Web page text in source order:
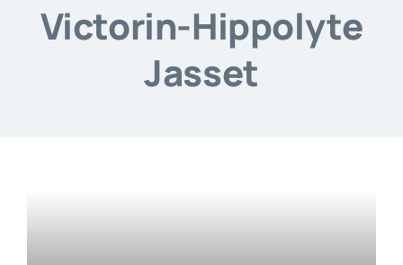
Victorin-Hippolyte
Jasset